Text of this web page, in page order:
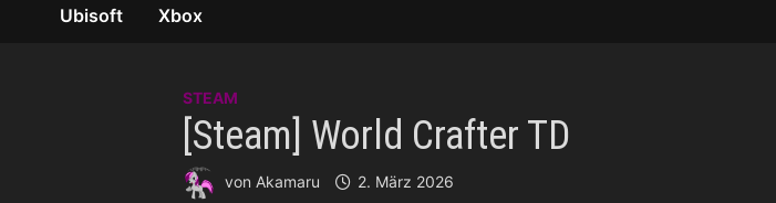
Ubisoft Xbox
STEAM
[Steam] World Crafter TD
von Akamaru 2. März 2026